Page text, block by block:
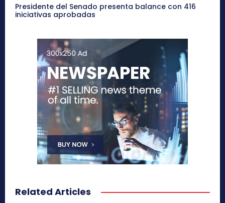
Presidente del Senado presenta balance con 416
iniciativas aprobadas
Related Articles